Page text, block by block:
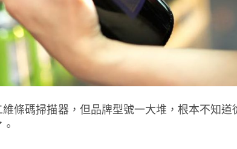
條碼掃描器，但品牌型號一大堆，根本不知